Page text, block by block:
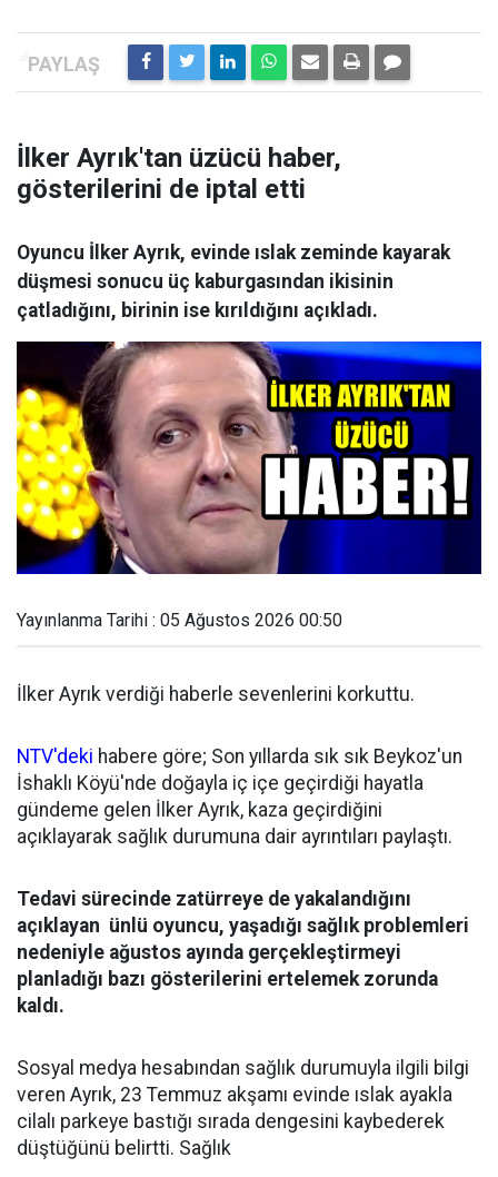
İlker Ayrık'tan üzücü haber,
gösterilerini de iptal etti
Oyuncu İlker Ayrık, evinde ıslak zeminde kayarak
düşmesi sonucu üç kaburgasından ikisinin
çatladığını, birinin ise kırıldığını açıkladı.
Yayınlanma Tarihi : 05 Ağustos 2026 00:50
İlker Ayrık verdiği haberle sevenlerini korkuttu.
NTV'deki habere göre; Son yıllarda sık sık Beykoz'un
İshaklı Köyü'nde doğayla iç içe geçirdiği hayatla
gündeme gelen İlker Ayrık, kaza geçirdiğini
açıklayarak sağlık durumuna dair ayrıntıları paylaştı.
Tedavi sürecinde zatürreye de yakalandığını
açıklayan ünlü oyuncu, yaşadığı sağlık problemleri
nedeniyle ağustos ayında gerçekleştirmeyi
planladığı bazı gösterilerini ertelemek zorunda
kaldı.
Sosyal medya hesabından sağlık durumuyla ilgili bilgi
veren Ayrık, 23 Temmuz akşamı evinde ıslak ayakla
cilalı parkeye bastığı sırada dengesini kaybederek
düştüğünü belirtti. Sağlık